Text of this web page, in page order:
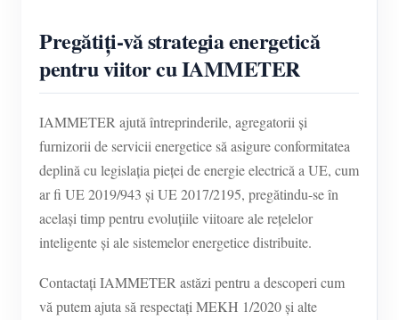
Pregătiți-vă strategia energetică
pentru viitor cu IAMMETER
IAMMETER ajută întreprinderile, agregatorii și
furnizorii de servicii energetice să asigure conformitatea
deplină cu legislația pieței de energie electrică a UE, cum
ar fi UE 2019/943 și UE 2017/2195, pregătindu-se în
același timp pentru evoluțiile viitoare ale rețelelor
inteligente și ale sistemelor energetice distribuite.
Contactați IAMMETER astăzi pentru a descoperi cum
vă putem ajuta să respectați MEKH 1/2020 și alte